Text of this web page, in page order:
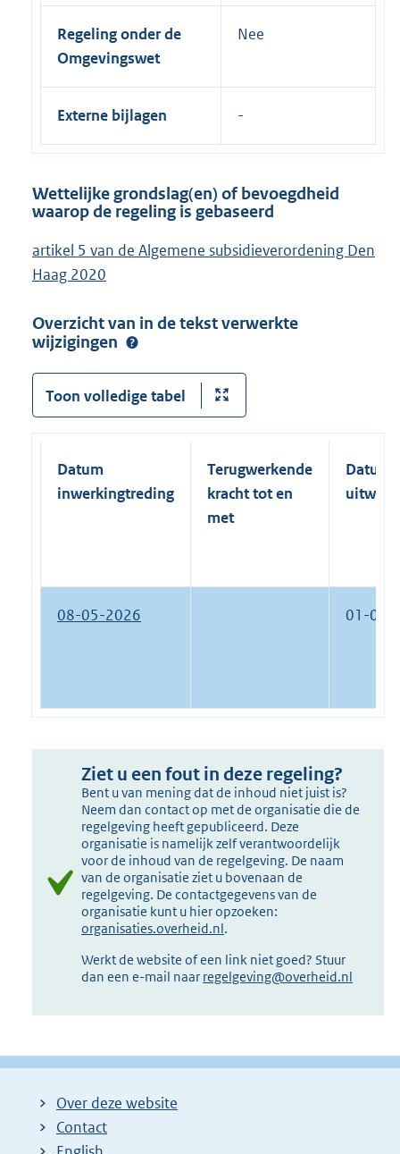
Regeling onder de
Omgevingswet
Nee
Externe bijlagen
Wettelijke grondslag(en) of bevoegdheid
waarop de regeling is gebaseerd
artikel 5 van de Algemene subsidieverordening Den
Haag 2020
Overzicht van in de tekst verwerkte
wijzigingen
Toon volledige tabel
Datum
inwerkingtreding
Terugwerkende
kracht tot en
met
Datum
08-05-2026 01-01-
Ziet u een fout in deze regeling?
Bent u van mening dat de inhoud niet juist is?
Neem dan contact op met de organisatie die de
regelgeving heeft gepubliceerd. Deze
organisatie is namelijk zelf verantwoordelijk
voor de inhoud van de regelgeving. De naam
van de organisatie ziet u bovenaan de
regelgeving. De contactgegevens van de
organisatie kunt u hier opzoeken:
organisaties.overheid.nl.
Werkt de website of een link niet goed? Stuur
dan een e-mail naar regelgeving@overheid.nl
Over deze website
Contact